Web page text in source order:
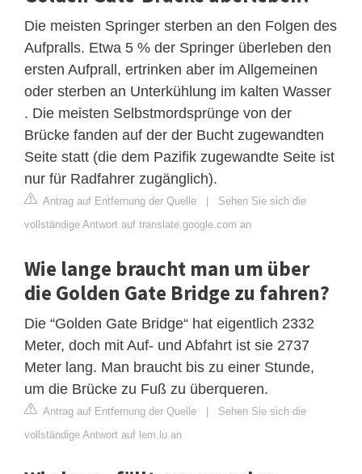
Die meisten Springer sterben an den Folgen des
Aufpralls. Etwa 5 % der Springer überleben den
ersten Aufprall, ertrinken aber im Allgemeinen
oder sterben an Unterkühlung im kalten Wasser
. Die meisten Selbstmordsprünge von der
Brücke fanden auf der der Bucht zugewandten
Seite statt (die dem Pazifik zugewandte Seite ist
nur für Radfahrer zugänglich).
Antrag auf Entfernung der Quelle | Sehen Sie sich die
vollständige Antwort auf translate.google.com an
Wie lange braucht man um über
die Golden Gate Bridge zu fahren?
Die “Golden Gate Bridge“ hat eigentlich 2332
Meter, doch mit Auf- und Abfahrt ist sie 2737
Meter lang. Man braucht bis zu einer Stunde,
um die Brücke zu Fuß zu überqueren.
Antrag auf Entfernung der Quelle | Sehen Sie sich die
vollständige Antwort auf lem.lu an